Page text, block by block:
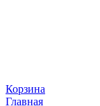
Корзина
Главная